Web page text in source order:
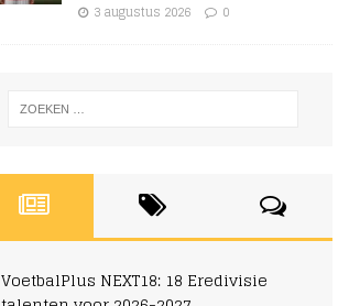
3 augustus 2026 0
VoetbalPlus NEXT18: 18 Eredivisie